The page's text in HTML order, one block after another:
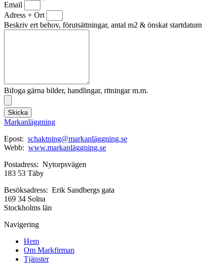
Email
Adress + Ort
Beskriv ert behov, förutsättningar, antal m2 & önskat startdatum
Bifoga gärna bilder, handlingar, ritningar m.m.
Skicka
Markanläggning
Epost: schaktning@markanläggning.se
Webb: www.markanläggning.se
Postadress: Nytorpsvägen
183 53 Täby
Besöksadress: Erik Sandbergs gata
169 34 Solna
Stockholms län
Navigering
Hem
Om Markfirman
Tjänster